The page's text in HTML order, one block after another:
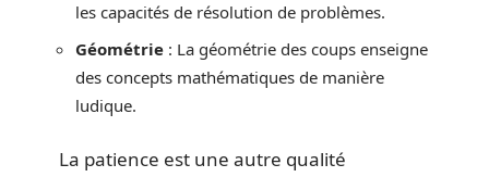
les capacités de résolution de problèmes.
Géométrie : La géométrie des coups enseigne
des concepts mathématiques de manière
ludique.
La patience est une autre qualité